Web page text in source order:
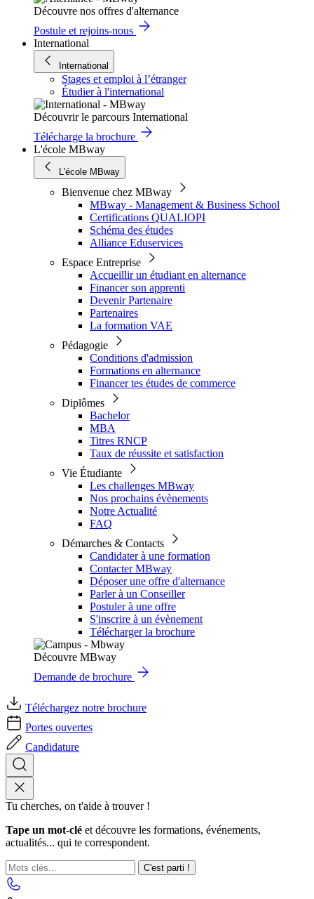
Découvre nos offres d'alternance
Postule et rejoins-nous
International
International
Stages et emploi à l’étranger
Étudier à l'international
Découvrir le parcours International
Télécharge la brochure
L'école MBway
L'école MBway
Bienvenue chez MBway
MBway - Management & Business School
Certifications QUALIOPI
Schéma des études
Alliance Eduservices
Espace Entreprise
Accueillir un étudiant en alternance
Financer son apprenti
Devenir Partenaire
Partenaires
La formation VAE
Pédagogie
Conditions d'admission
Formations en alternance
Financer tes études de commerce
Diplômes
Bachelor
MBA
Titres RNCP
Taux de réussite et satisfaction
Vie Étudiante
Les challenges MBway
Nos prochains évènements
Notre Actualité
FAQ
Démarches & Contacts
Candidater à une formation
Contacter MBway
Déposer une offre d'alternance
Parler à un Conseiller
Postuler à une offre
S'inscrire à un évènement
Télécharger la brochure
Découvre MBway
Demande de brochure
Téléchargez notre brochure
Portes ouvertes
Candidature
Tu cherches, on t'aide à trouver !
Tape un mot-clé et découvre les formations, événements,
actualités... qui te correspondent.
C'est parti !